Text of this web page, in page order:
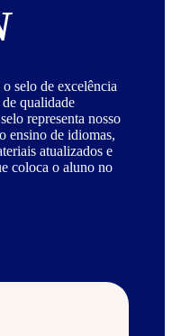
selo de excelência
qualidade
representa nosso
ensino de idiomas,
atualizados e
coloca o aluno no